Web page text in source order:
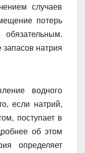
случаев
потерь
натрия
водного
если натрий,
поступает в
об этом
определяет